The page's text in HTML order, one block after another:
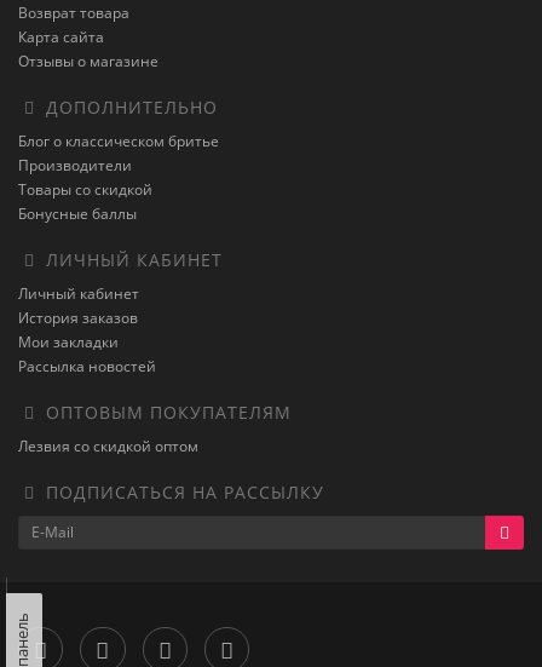
Возврат товара
Карта сайта
Отзывы о магазине
ДОПОЛНИТЕЛЬНО
Блог о классическом бритье
Производители
Товары со скидкой
Бонусные баллы
ЛИЧНЫЙ КАБИНЕТ
Личный кабинет
История заказов
Мои закладки
Рассылка новостей
ОПТОВЫМ ПОКУПАТЕЛЯМ
Лезвия со скидкой оптом
ПОДПИСАТЬСЯ НА РАССЫЛКУ